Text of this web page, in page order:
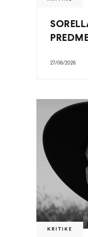
27/06/2026
KRITIKE